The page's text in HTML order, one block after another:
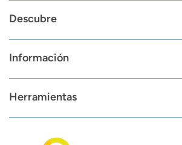
Descubre
Información
Herramientas